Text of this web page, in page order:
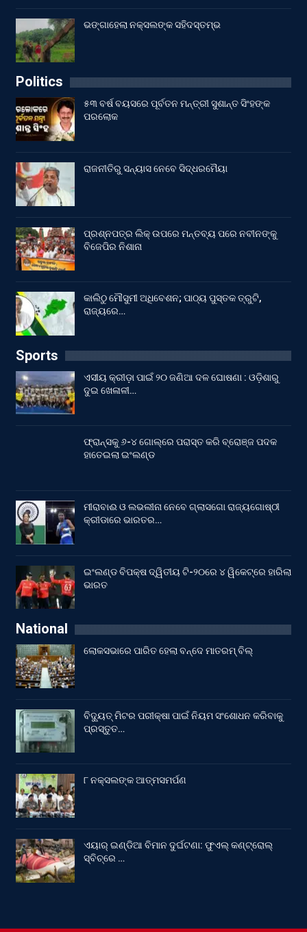
ଭଙ୍ଗାହେଲା ନକ୍ସଲଙ୍କ ସହିଦସ୍ତମ୍ଭ
Politics
୫୩ ବର୍ଷ ବୟସରେ ପୂର୍ବତନ ମନ୍ତ୍ରୀ ସୁଶାନ୍ତ ସିଂହଙ୍କ
ପରଲୋକ
ରାଜନୀତିରୁ ସନ୍ୟାସ ନେବେ ସିଦ୍ଧରମୈୟା
ପ୍ରଶ୍ନପତ୍ର ଲିକ୍ ଉପରେ ମନ୍ତବ୍ୟ ପରେ ନବୀନଙ୍କୁ
ବିଜେପିର ନିଶାନା
କାଲିଠୁ ମୌସୁମୀ ଅଧିବେଶନ; ପାଠ୍ୟ ପୁସ୍ତକ ତ୍ରୁଟି,
ରାଜ୍ୟରେ…
Sports
ଏସୀୟ କ୍ରୀଡ଼ା ପାଇଁ ୨୦ ଜଣିଆ ଦଳ ଘୋଷଣା : ଓଡ଼ିଶାରୁ
ଦୁଇ ଖେଳାଳୀ…
ଫ୍ରାନ୍ସକୁ ୬-୪ ଗୋଲ୍‌ରେ ପରାସ୍ତ କରି ବ୍ରୋଞ୍ଜ ପଦକ
ହାତେଇଲା ଇଂଲଣ୍ଡ
ମୀରାବାଈ ଓ ଲଭଲୀନା ନେବେ ଗ୍ଲାସଗୋ ରାଜ୍ୟଗୋଷ୍ଠୀ
କ୍ରୀଡାରେ ଭାରତର…
ଇଂଲଣ୍ଡ ବିପକ୍ଷ ଦ୍ୱିତୀୟ ଟି-୨୦ରେ ୪ ୱିକେଟ୍‌ରେ ହାରିଲା
ଭାରତ
National
ଲୋକସଭାରେ ପାରିତ ହେଲା ବନ୍ଦେ ମାତରମ୍‌ ବିଲ୍‌
ବିଦ୍ୟୁତ୍ ମିଟର ପରୀକ୍ଷା ପାଇଁ ନିୟମ ସଂଶୋଧନ କରିବାକୁ
ପ୍ରସ୍ତୁତ…
୮ ନକ୍ସଲଙ୍କ ଆତ୍ମସମର୍ପଣ
ଏୟାର୍ ଇଣ୍ଡିଆ ବିମାନ ଦୁର୍ଘଟଣା: ଫୁଏଲ୍‌ କଣ୍ଟ୍ରୋଲ୍‌
ସ୍ବିଚ୍‌ରେ …